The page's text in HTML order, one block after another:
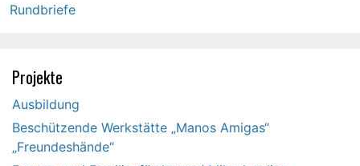
Rundbriefe
Projekte
Ausbildung
Beschützende Werkstätte „Manos Amigas“
„Freundeshände“